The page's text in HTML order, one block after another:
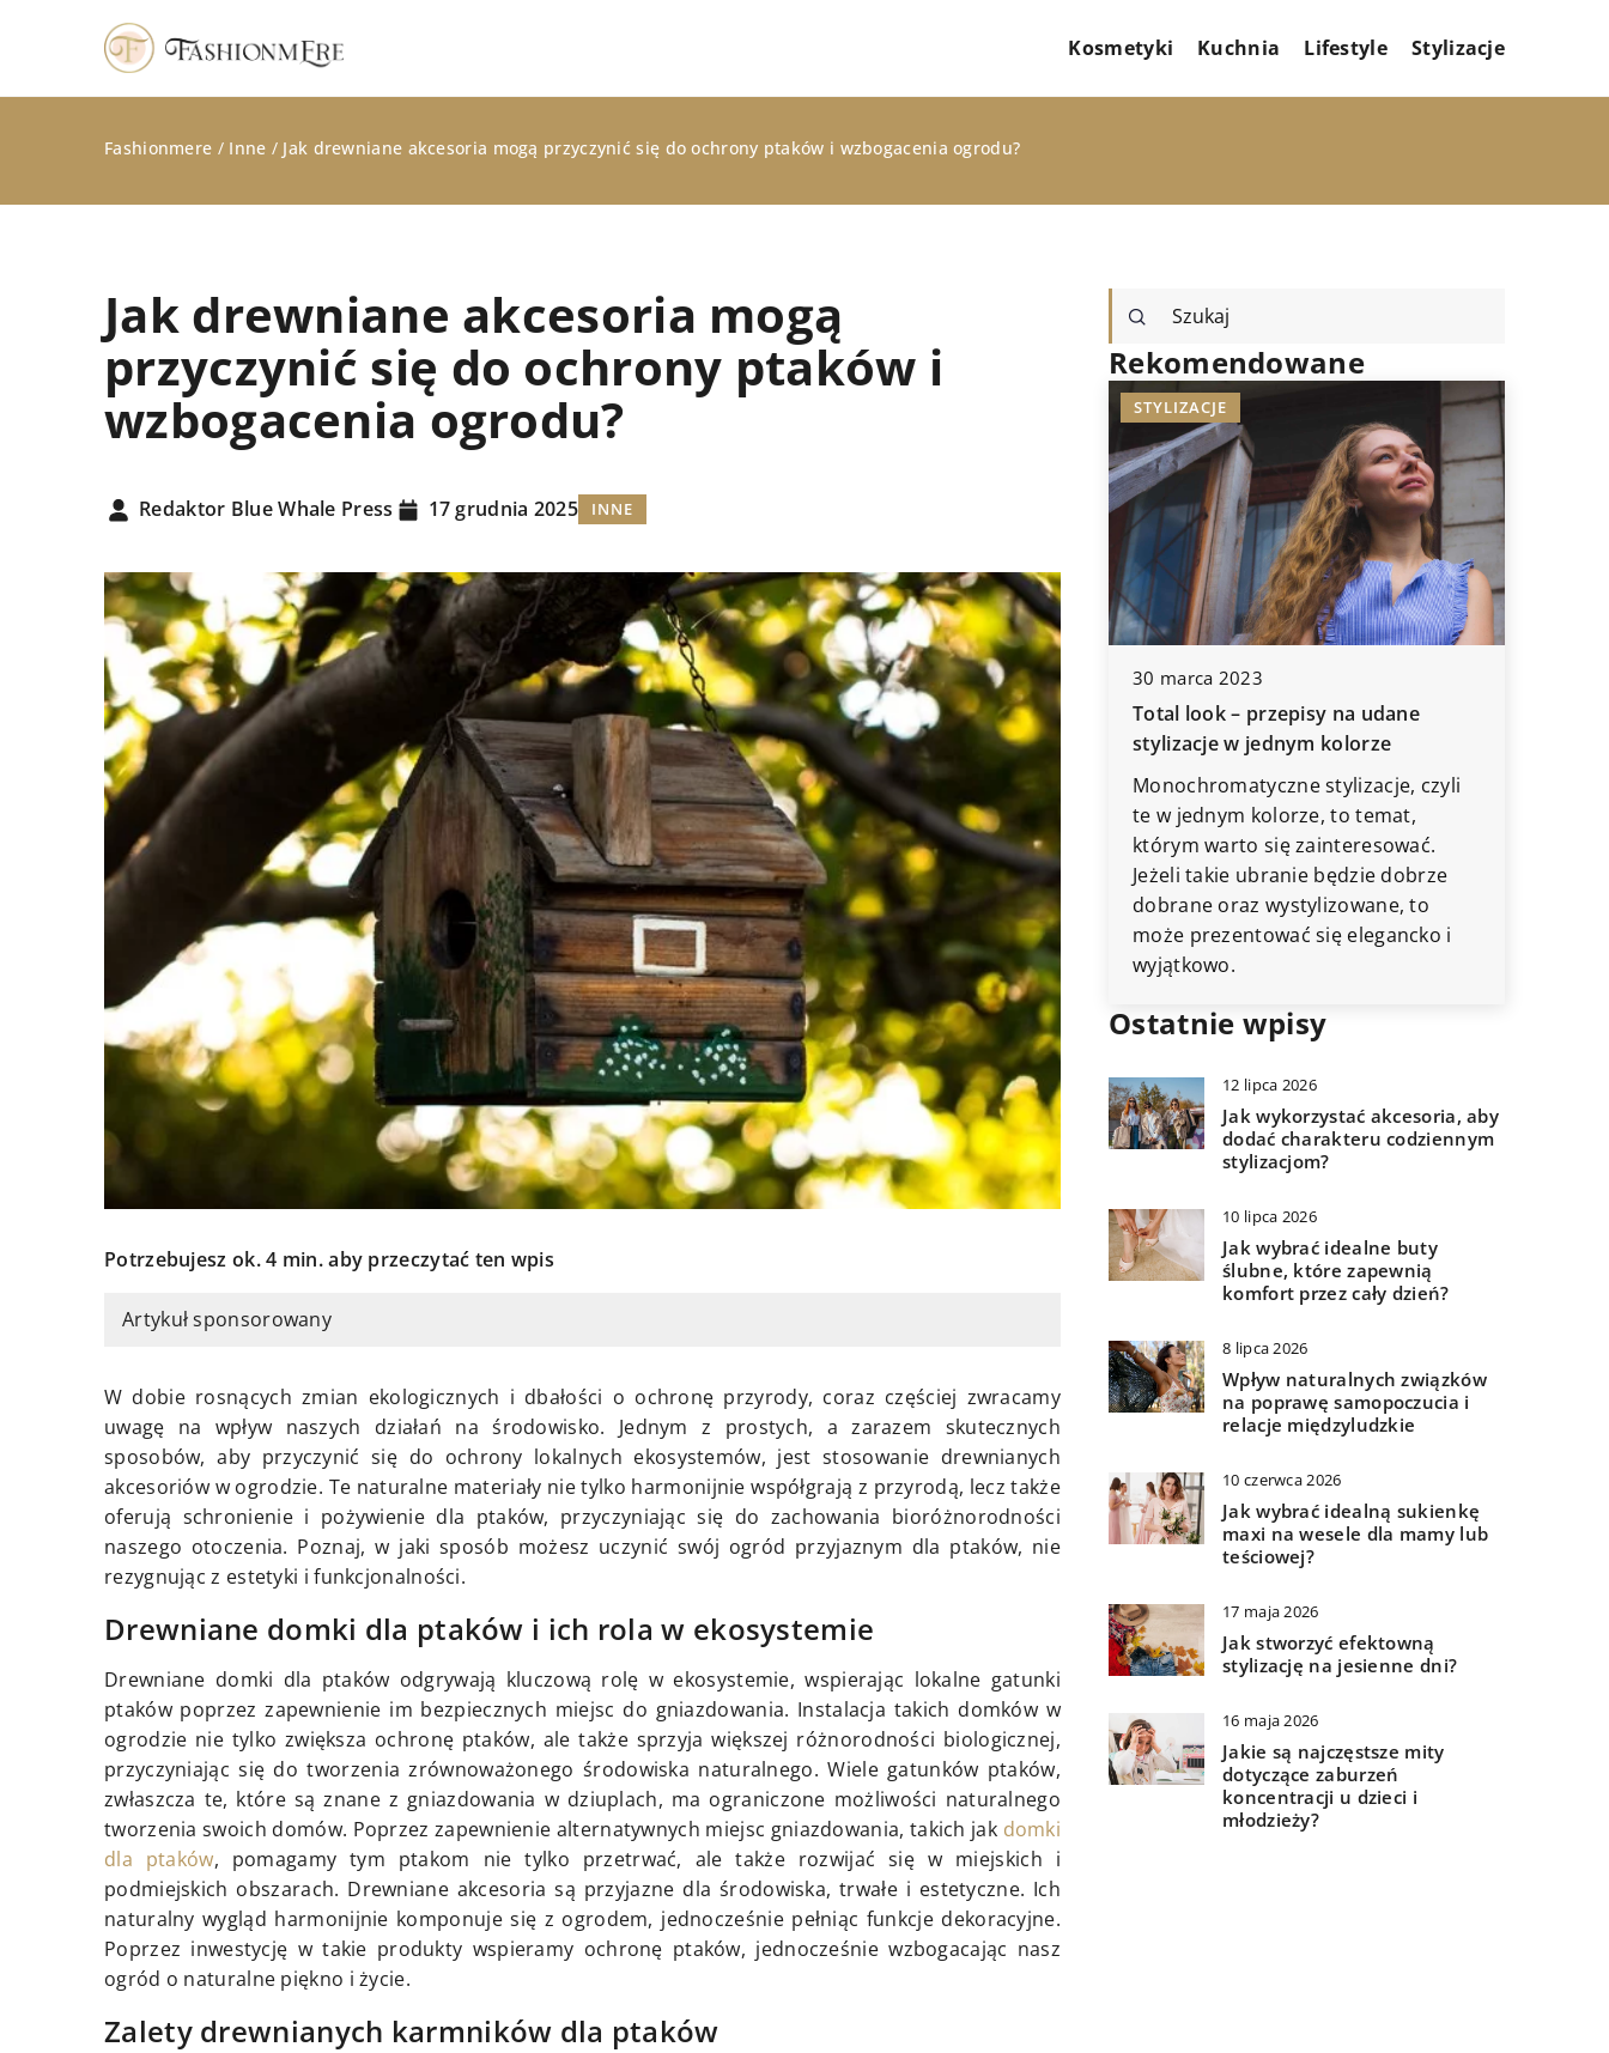
Kosmetyki Kuchnia Lifestyle Stylizacje
Fashionmere / Inne / Jak drewniane akcesoria mogą przyczynić się do ochrony ptaków i wzbogacenia ogrodu?
Jak drewniane akcesoria mogą
przyczynić się do ochrony ptaków i
wzbogacenia ogrodu?
Redaktor Blue Whale Press 17 grudnia 2025 INNE
Potrzebujesz ok. 4 min. aby przeczytać ten wpis
Artykuł sponsorowany
W dobie rosnących zmian ekologicznych i dbałości o ochronę przyrody, coraz częściej zwracamy
uwagę na wpływ naszych działań na środowisko. Jednym z prostych, a zarazem skutecznych
sposobów, aby przyczynić się do ochrony lokalnych ekosystemów, jest stosowanie drewnianych
akcesoriów w ogrodzie. Te naturalne materiały nie tylko harmonijnie współgrają z przyrodą, lecz także
oferują schronienie i pożywienie dla ptaków, przyczyniając się do zachowania bioróżnorodności
naszego otoczenia. Poznaj, w jaki sposób możesz uczynić swój ogród przyjaznym dla ptaków, nie
rezygnując z estetyki i funkcjonalności.
Drewniane domki dla ptaków i ich rola w ekosystemie
Drewniane domki dla ptaków odgrywają kluczową rolę w ekosystemie, wspierając lokalne gatunki
ptaków poprzez zapewnienie im bezpiecznych miejsc do gniazdowania. Instalacja takich domków w
ogrodzie nie tylko zwiększa ochronę ptaków, ale także sprzyja większej różnorodności biologicznej,
przyczyniając się do tworzenia zrównoważonego środowiska naturalnego. Wiele gatunków ptaków,
zwłaszcza te, które są znane z gniazdowania w dziuplach, ma ograniczone możliwości naturalnego
tworzenia swoich domów. Poprzez zapewnienie alternatywnych miejsc gniazdowania, takich jak domki
dla ptaków, pomagamy tym ptakom nie tylko przetrwać, ale także rozwijać się w miejskich i
podmiejskich obszarach. Drewniane akcesoria są przyjazne dla środowiska, trwałe i estetyczne. Ich
naturalny wygląd harmonijnie komponuje się z ogrodem, jednocześnie pełniąc funkcje dekoracyjne.
Poprzez inwestycję w takie produkty wspieramy ochronę ptaków, jednocześnie wzbogacając nasz
ogród o naturalne piękno i życie.
Zalety drewnianych karmników dla ptaków
Rekomendowane
STYLIZACJE
18 października 2023
Jak dobrać idealne buty sportowe
dla własnego dziecka?
Przekonaj się, jak wybrać najbardziej
komfortowe i bezpieczne buty
sportowe dla Twojego dziecka.
Dowiedz się więcej o najważniejszych
aspektach, na które należy zwrócić
uwagę!
6 września 2024
Jak skutecznie używać płynów do
dezynfekcji w praktyce
podologicznej?
Dowiedz się więcej o skutecznym
stosowaniu płynów dezynfekcyjnych
w praktyce podologicznej, by
zapewnić najwyższe standardy
higieny i bezpieczeństwa.
STYLIZACJE
30 marca 2023
Total look – przepisy na udane
stylizacje w jednym kolorze
Monochromatyczne stylizacje, czyli
te w jednym kolorze, to temat,
którym warto się zainteresować.
Jeżeli takie ubranie będzie dobrze
dobrane oraz wystylizowane, to
może prezentować się elegancko i
wyjątkowo.
Ostatnie wpisy
12 lipca 2026
Jak wykorzystać akcesoria, aby
dodać charakteru codziennym
stylizacjom?
10 lipca 2026
Jak wybrać idealne buty
ślubne, które zapewnią
komfort przez cały dzień?
8 lipca 2026
Wpływ naturalnych związków
na poprawę samopoczucia i
relacje międzyludzkie
10 czerwca 2026
Jak wybrać idealną sukienkę
maxi na wesele dla mamy lub
teściowej?
17 maja 2026
Jak stworzyć efektowną
stylizację na jesienne dni?
16 maja 2026
Jakie są najczęstsze mity
dotyczące zaburzeń
koncentracji u dzieci i
młodzieży?